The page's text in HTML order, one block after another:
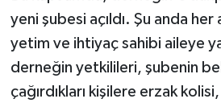
yeni şubesi açıldı. Şu anda
yetim ve ihtiyaç sahibi aileye
derneğin yetkilileri, şubenin
çağırdıkları kişilere erzak